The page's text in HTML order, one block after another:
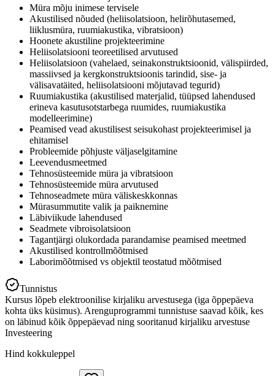
Müra mõju inimese tervisele
Akustilised nõuded (heliisolatsioon, helirõhutasemed,
liiklusmüra, ruumiakustika, vibratsioon)
Hoonete akustiline projekteerimine
Heliisolatsiooni teoreetilised arvutused
Heliisolatsioon (vahelaed, seinakonstruktsioonid, välispiirded,
massiivsed ja kergkonstruktsioonis tarindid, sise- ja
välisavatäited, heliisolatsiooni mõjutavad tegurid)
Ruumiakustika (akustilised materjalid, tüüpsed lahendused
erineva kasutusotstarbega ruumides, ruumiakustika
modelleerimine)
Peamised vead akustilisest seisukohast projekteerimisel ja
ehitamisel
Probleemide põhjuste väljaselgitamine
Leevendusmeetmed
Tehnosüsteemide müra ja vibratsioon
Tehnosüsteemide müra arvutused
Tehnoseadmete müra väliskeskkonnas
Mürasummutite valik ja paiknemine
Läbiviikude lahendused
Seadmete vibroisolatsioon
Tagantjärgi olukordada parandamise peamised meetmed
Akustilised kontrollmõõtmised
Laborimõõtmised vs objektil teostatud mõõtmised
Tunnistus
Kursus lõpeb elektroonilise kirjaliku arvestusega (iga õppepäeva
kohta üks küsimus). Arenguprogrammi tunnistuse saavad kõik, kes
on läbinud kõik õppepäevad ning sooritanud kirjaliku arvestuse
Investeering
Hind kokkuleppel